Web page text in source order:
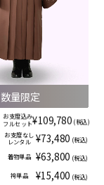
数量限定
お支度込み
フルセット¥109,780 (税込)
お支度なし
レンタル ¥73,480 (税込)
着物単品 ¥63,800 (税込)
袴単品 ¥15,400 (税込)